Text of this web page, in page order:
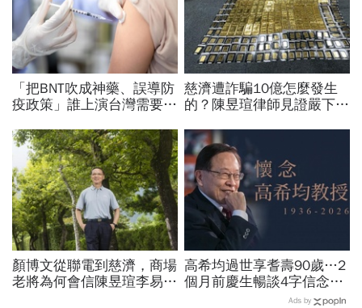
「把BNT吹成神藥、誤導防
疫政策」誰上演台灣需要中
瑾：還防疫團隊一個公道
慈濟遭詐騙10億怎麼發生
的？陳昱瑄律師見證嚴下跪
金，洗錢手法曝光…慈濟回
應了
顏博文從聯電到慈濟，商場
老將為何會信陳昱瑄李易
高希均過世享耆壽90歲…2
個月前慶生暢談4字信念，
回憶錄給讀者忠告：自求多
Ads by